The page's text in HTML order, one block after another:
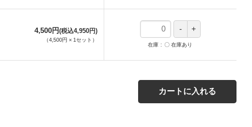
4,500円(税込4,950円)
（4,500円 × 1 セット ）
在庫 〇 在庫あり
カートに入れる